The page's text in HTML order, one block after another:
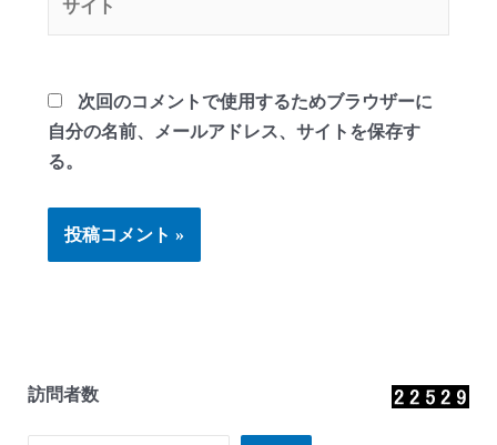
次回のコメントで使用するためブラウザーに
自分の名前、メールアドレス、サイトを保存す
る。
訪問者数